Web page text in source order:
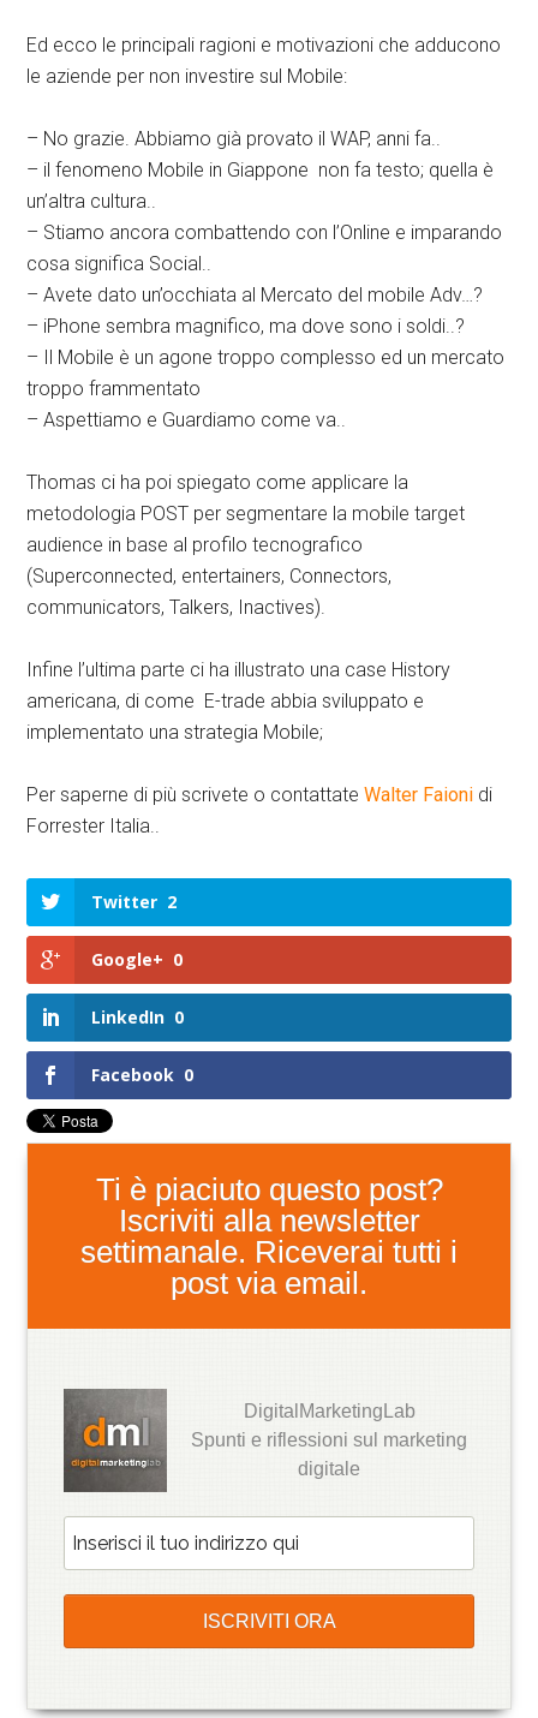
Ed ecco le principali ragioni e motivazioni che adducono
le aziende per non investire sul Mobile:
– No grazie. Abbiamo già provato il WAP, anni fa..
– il fenomeno Mobile in Giappone non fa testo; quella è
un’altra cultura..
– Stiamo ancora combattendo con l’Online e imparando
cosa significa Social..
– Avete dato un’occhiata al Mercato del mobile Adv…?
– iPhone sembra magnifico, ma dove sono i soldi..?
– Il Mobile è un agone troppo complesso ed un mercato
troppo frammentato
– Aspettiamo e Guardiamo come va..
Thomas ci ha poi spiegato come applicare la
metodologia POST per segmentare la mobile target
audience in base al profilo tecnografico
(Superconnected, entertainers, Connectors,
communicators, Talkers, Inactives).
Infine l’ultima parte ci ha illustrato una case History
americana, di come E-trade abbia sviluppato e
implementato una strategia Mobile;
Per saperne di più scrivete o contattateWalter Faioni di
Forrester Italia..
Twitter 2
Google+ 0
LinkedIn 0
Facebook 0
Ti è piaciuto questo post?
Iscriviti alla newsletter
settimanale. Riceverai tutti i
post via email.
DigitalMarketingLab
Spunti e riflessioni sul marketing
digitale